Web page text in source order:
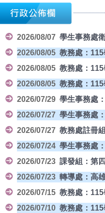
本校五年級通過114學年度國
恭喜504周芯嬡同學榮獲高雄
2026/08/07 學生事務處
2026/08/05 教務處：
2026/08/05 教務處：
2026/08/05 教務處：
2026/07/29 學生事務處
2026/07/27 學生事務處
2026/07/27 教務處註冊
2026/07/24 學生事務處
2026/07/23 課發組：第
2026/07/23 轉導處：高
2026/07/15 教務處：
2026/07/10 教務處：